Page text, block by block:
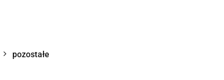
pozostałe